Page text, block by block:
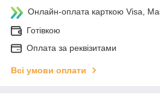
Онлайн-оплата карткою Visa,
Готівкою
Оплата за реквізитами
Всі умови оплати